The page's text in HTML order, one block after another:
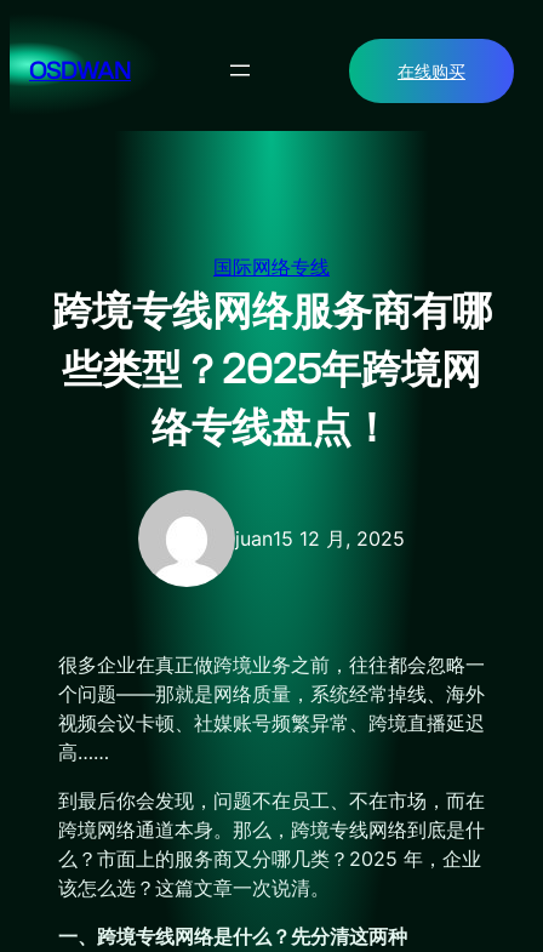
至
内OSDWAN 在线购买
国际网络专线
跨境专线网络服务商有哪
些类型？2025年跨境网
络专线盘点！
juan15 12 月, 2025
很多企业在真正做跨境业务之前，往往都会忽略一
个问题——那就是网络质量，系统经常掉线、海外
视频会议卡顿、社媒账号频繁异常、跨境直播延迟
高……
到最后你会发现，问题不在员工、不在市场，而在
跨境网络通道本身。那么，跨境专线网络到底是什
么？市面上的服务商又分哪几类？2025 年，企业
该怎么选？这篇文章一次说清。
一、跨境专线网络是什么？先分清这两种